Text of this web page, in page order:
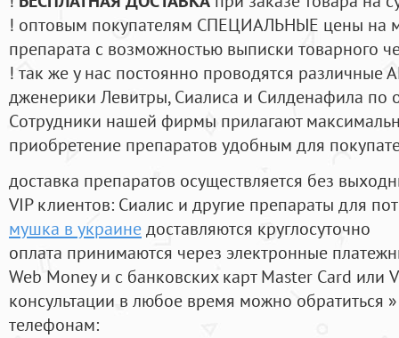
! оптовым покупателям СПЕЦИАЛЬНЫЕ цены на
препарата с возможностью выписки товарного
! так же у нас постоянно проводятся
дженерики Левитры, Сиалиса и Силденафила по
Cотрудники нашей фирмы прилагают
приобретение препаратов удобным для
доставка препаратов осуществляется без
VIP клиентов: Сиалис и другие препараты для
мушка в украинедоставляются круглосуточно
оплата принимаются через электронные
Web Money и с банковских карт Master Card или
консультации в любое время можно обратиться
телефонам: